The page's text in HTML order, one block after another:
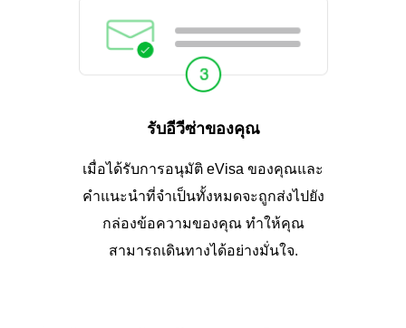
รับอีวีซ่าของคุณ
เมื่อได้รับการอนุมัติ eVisa ของคุณและ
คำแนะนำที่จำเป็นทั้งหมดจะถูกส่งไปยัง
กล่องข้อความของคุณ ทำให้คุณ
สามารถเดินทางได้อย่างมั่นใจ.